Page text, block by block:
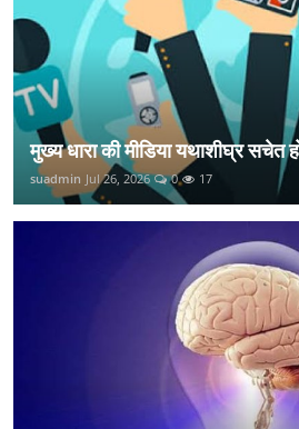
मुख्य धारा की मीडिया यथाशीघ्र सचेत
suadmin Jul 26, 2026 0 17